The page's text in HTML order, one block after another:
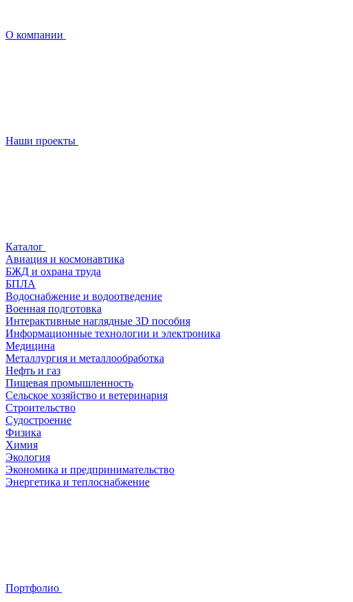
О компании
Наши проекты
Каталог
Авиация и космонавтика
БЖД и охрана труда
БПЛА
Водоснабжение и водоотведение
Военная подготовка
Интерактивные наглядные 3D пособия
Информационные технологии и электроника
Медицина
Металлургия и металлообработка
Нефть и газ
Пищевая промышленность
Сельское хозяйство и ветеринария
Строительство
Судостроение
Физика
Химия
Экология
Экономика и предпринимательство
Энергетика и теплоснабжение
Портфолио